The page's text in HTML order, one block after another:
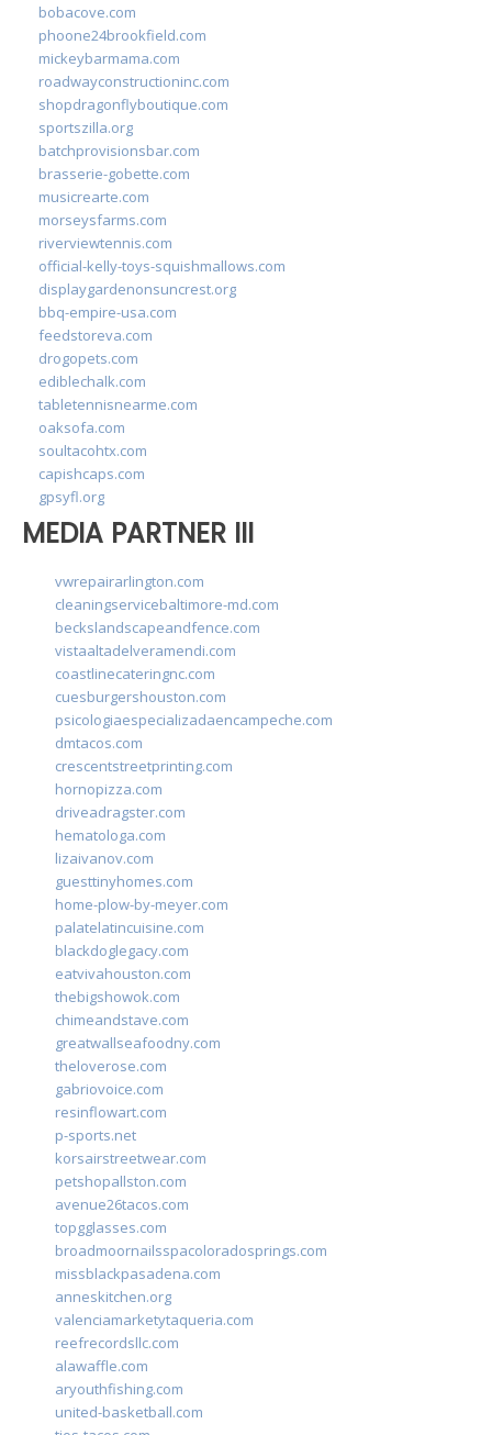
bobacove.com
phoone24brookfield.com
mickeybarmama.com
roadwayconstructioninc.com
shopdragonflyboutique.com
sportszilla.org
batchprovisionsbar.com
brasserie-gobette.com
musicrearte.com
morseysfarms.com
riverviewtennis.com
official-kelly-toys-squishmallows.com
displaygardenonsuncrest.org
bbq-empire-usa.com
feedstoreva.com
drogopets.com
ediblechalk.com
tabletennisnearme.com
oaksofa.com
soultacohtx.com
capishcaps.com
gpsyfl.org
MEDIA PARTNER III
vwrepairarlington.com
cleaningservicebaltimore-md.com
beckslandscapeandfence.com
vistaaltadelveramendi.com
coastlinecateringnc.com
cuesburgershouston.com
psicologiaespecializadaencampeche.com
dmtacos.com
crescentstreetprinting.com
hornopizza.com
driveadragster.com
hematologa.com
lizaivanov.com
guesttinyhomes.com
home-plow-by-meyer.com
palatelatincuisine.com
blackdoglegacy.com
eatvivahouston.com
thebigshowok.com
chimeandstave.com
greatwallseafoodny.com
theloverose.com
gabriovoice.com
resinflowart.com
p-sports.net
korsairstreetwear.com
petshopallston.com
avenue26tacos.com
topgglasses.com
broadmoornailsspacoloradosprings.com
missblackpasadena.com
anneskitchen.org
valenciamarketytaqueria.com
reefrecordsllc.com
alawaffle.com
aryouthfishing.com
united-basketball.com